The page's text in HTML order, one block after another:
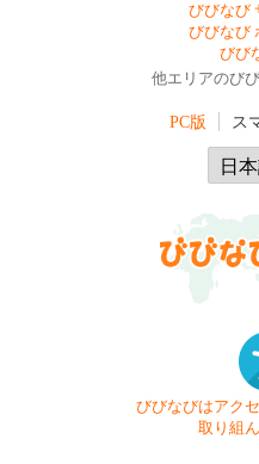
びびなび
びびなび
びび
他エリアのび
PC版 ス
びびなびはアク
取り組